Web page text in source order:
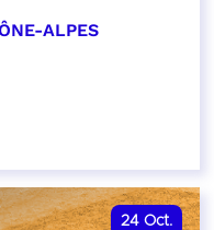
ALPES
24 Oct.